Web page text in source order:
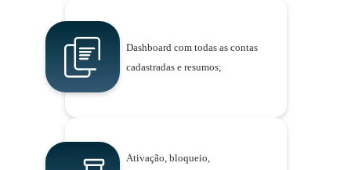
Dashboard com todas as contas
cadastradas e resumos;
Ativação, bloqueio,